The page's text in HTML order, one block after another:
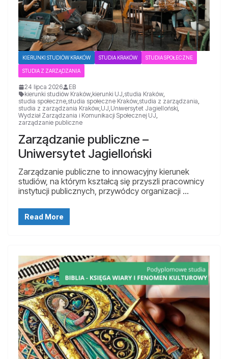
KIERUNKI STUDIÓW KRAKÓW STUDIA KRAKÓW STUDIA SPOŁECZNE
STUDIA Z ZARZĄDZANIA
24 lipca 2026
EB
kierunki studiów Kraków,kierunki UJ,studia Kraków,
studia społeczne,studia społeczne Kraków,studia z zarządzania,
studia z zarządzania Kraków,UJ,Uniwersytet Jagielloński,
Wydział Zarządzania i Komunikacji Społecznej UJ,
zarządzanie publiczne
Zarządzanie publiczne –
Uniwersytet Jagielloński
Zarządzanie publiczne to innowacyjny kierunek
studiów, na którym kształcą się przyszli pracownicy
instytucji publicznych, przywódcy organizacji …
Read More